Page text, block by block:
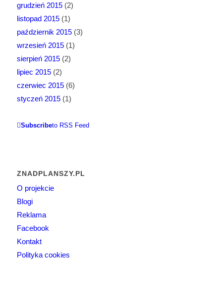
grudzień 2015(2)
listopad 2015(1)
październik 2015(3)
wrzesień 2015(1)
sierpień 2015(2)
lipiec 2015(2)
czerwiec 2015(6)
styczeń 2015(1)
Subscribeto RSS Feed
ZNADPLANSZY.PL
O projekcie
Blogi
Reklama
Facebook
Kontakt
Polityka cookies